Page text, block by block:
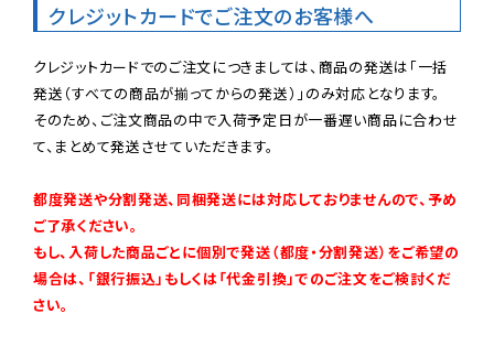
クレジットカードでご注文のお客様へ
クレジットカードでのご注文につきましては、商品の発送は「一括
発送（すべての商品が揃ってからの発送）」のみ対応となります。
そのため、ご注文商品の中で入荷予定日が一番遅い商品に合わせ
て、まとめて発送させていただきます。
都度発送や分割発送、同梱発送には対応しておりませんので、予め
ご了承ください。
もし、入荷した商品ごとに個別で発送（都度・分割発送）をご希望の
場合は、「銀行振込」もしくは「代金引換」でのご注文をご検討くだ
さい。